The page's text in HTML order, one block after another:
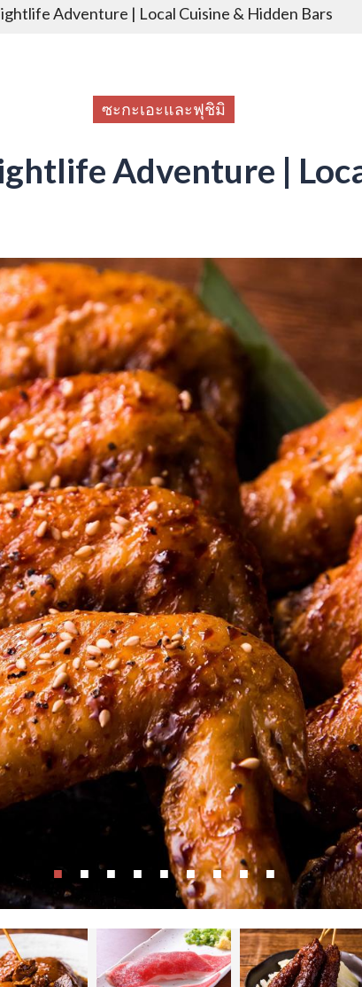
Adventure | Local Cuisine & Hidden Bars
ซะกะเอะและฟุชิมิ
Adventure |